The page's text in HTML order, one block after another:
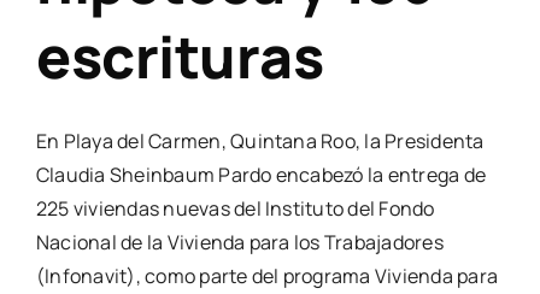
escrituras
En Playa del Carmen, Quintana Roo, la Presidenta
Claudia Sheinbaum Pardo encabezó la entrega de
225 viviendas nuevas del Instituto del Fondo
Nacional de la Vivienda para los Trabajadores
(Infonavit), como parte del programa Vivienda para